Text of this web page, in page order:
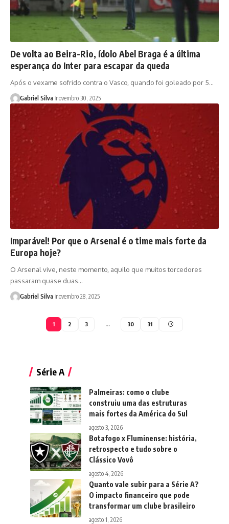
De volta ao Beira-Rio, ídolo Abel Braga é a última
esperança do Inter para escapar da queda
Após o vexame sofrido contra o Vasco, quando foi goleado por 5…
Gabriel Silva novembro 30, 2025
Imparável! Por que o Arsenal é o time mais forte da
Europa hoje?
O Arsenal vive, neste momento, aquilo que muitos torcedores
passaram quase duas…
Gabriel Silva novembro 28, 2025
1 2 3 … 30 31
Série A
Palmeiras: como o clube
construiu uma das estruturas
mais fortes da América do Sul
agosto 3, 2026
Botafogo x Fluminense: história,
retrospecto e tudo sobre o
Clássico Vovô
agosto 4, 2026
Quanto vale subir para a Série A?
O impacto financeiro que pode
transformar um clube brasileiro
agosto 1, 2026